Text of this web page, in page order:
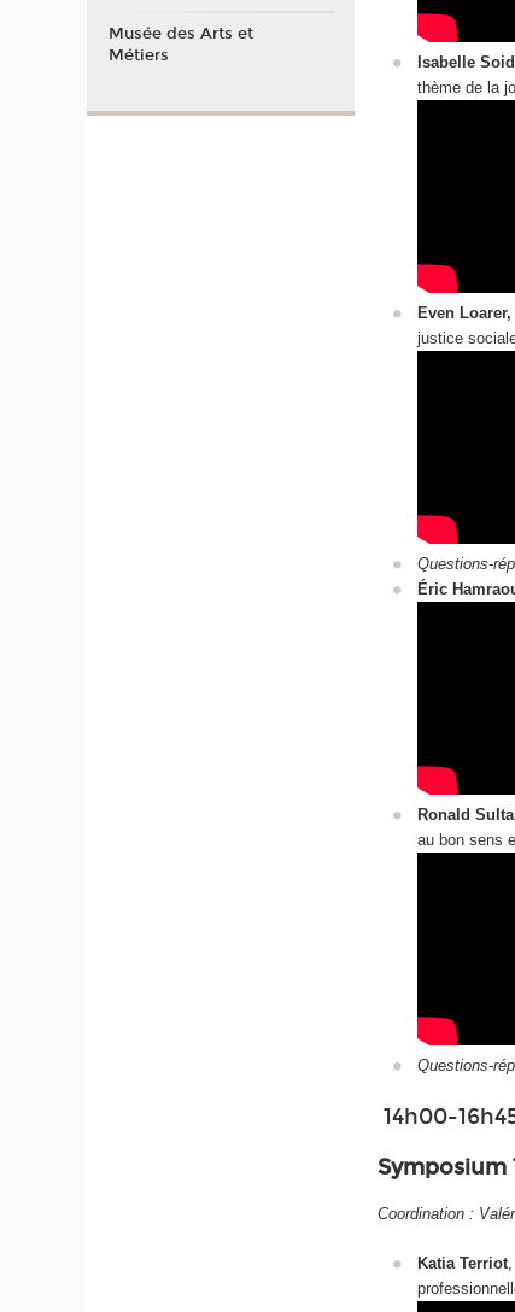
Isabelle
thème de la
Even Loarer,
justice
Questions-
Éric
Ronald
au bon sens
Questions-
14h00-
Coordination :
Katia Terriot,
Musée des Arts et
Métiers